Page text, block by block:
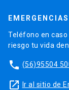
Teléfono en
riesgo tu vida
phone (56)95504
launch Ir al sitio de